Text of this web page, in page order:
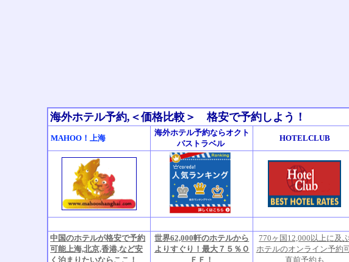
海外ホテル予約,＜価格比較＞ 格安で予約しよう！
MAHOO！上海
海外ホテル予約ならオクト
パストラベル
HOTELCLUB
中国のホテルが格安で予約
可能上海,北京,香港,など安
く泊まりたいならここ！
世界62,000軒のホテルから
よりすぐり！最大７５％Ｏ
ＦＦ！
770ヶ国12,000以上に及
ホテルのオンライン予約
直前予約も